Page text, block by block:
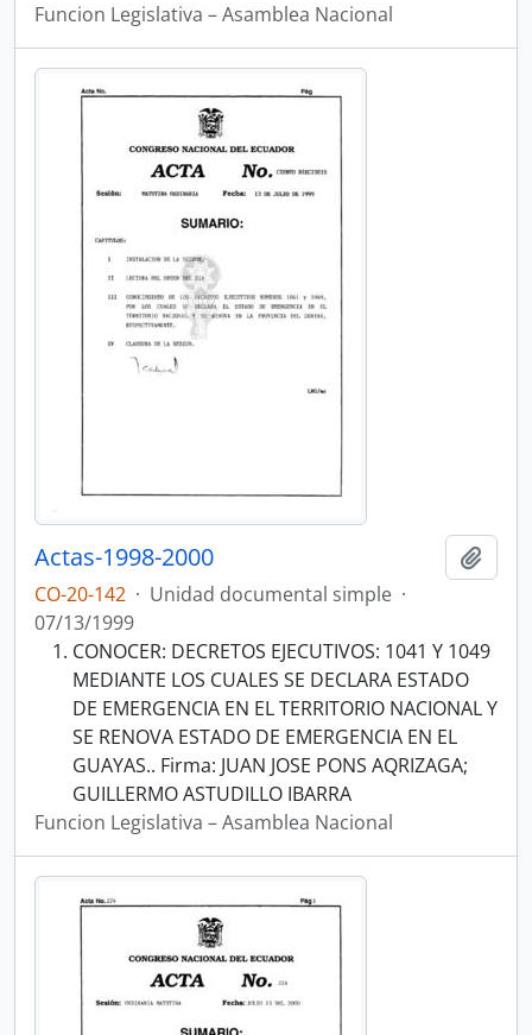
Funcion Legislativa – Asamblea Nacional
Actas-1998-2000
CO-20-142 · Unidad documental simple ·
07/13/1999
CONOCER: DECRETOS EJECUTIVOS: 1041 Y 1049
MEDIANTE LOS CUALES SE DECLARA ESTADO
DE EMERGENCIA EN EL TERRITORIO NACIONAL Y
SE RENOVA ESTADO DE EMERGENCIA EN EL
GUAYAS.. Firma: JUAN JOSE PONS AQRIZAGA;
GUILLERMO ASTUDILLO IBARRA
Funcion Legislativa – Asamblea Nacional